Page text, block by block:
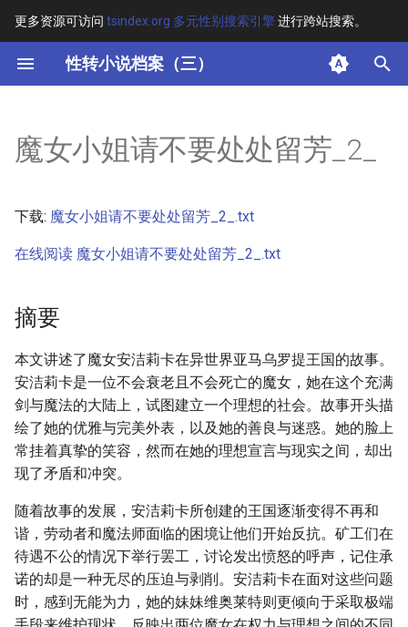
更多资源可访问 tsindex.org 多元性别搜索引擎进行跨站搜索。
性转小说档案（三）
键
开
搜
索
其他信息
正文
魔女小姐请不要处处留芳_2_
下载: 魔女小姐请不要处处留芳_2_.txt
在线阅读 魔女小姐请不要处处留芳_2_.txt
摘要
本文讲述了魔女安洁莉卡在异世界亚马乌罗提王国的故事。
安洁莉卡是一位不会衰老且不会死亡的魔女，她在这个充满
剑与魔法的大陆上，试图建立一个理想的社会。故事开头描
绘了她的优雅与完美外表，以及她的善良与迷惑。她的脸上
常挂着真挚的笑容，然而在她的理想宣言与现实之间，却出
现了矛盾和冲突。
随着故事的发展，安洁莉卡所创建的王国逐渐变得不再和
谐，劳动者和魔法师面临的困境让他们开始反抗。矿工们在
待遇不公的情况下举行罢工，讨论发出愤怒的呼声，记住承
诺的却是一种无尽的压迫与剥削。安洁莉卡在面对这些问题
时，感到无能为力，她的妹妹维奥莱特则更倾向于采取极端